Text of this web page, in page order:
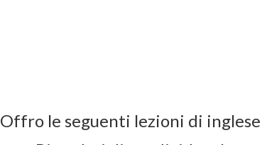
Offro le seguenti lezioni di inglese